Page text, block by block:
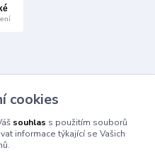
cookies
souhlas s použitím souborů
informace týkající se Vašich